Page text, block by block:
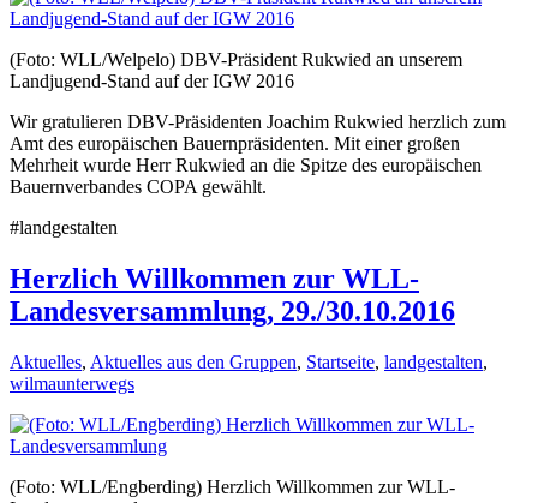
(Foto: WLL/Welpelo) DBV-Präsident Rukwied an unserem
Landjugend-Stand auf der IGW 2016
Wir gratulieren DBV-Präsidenten Joachim Rukwied herzlich zum
Amt des europäischen Bauernpräsidenten. Mit einer großen
Mehrheit wurde Herr Rukwied an die Spitze des europäischen
Bauernverbandes COPA gewählt.
#landgestalten
Herzlich Willkommen zur WLL-
Landesversammlung, 29./30.10.2016
Aktuelles, Aktuelles aus den Gruppen, Startseite, landgestalten,
wilmaunterwegs
(Foto: WLL/Engberding) Herzlich Willkommen zur WLL-